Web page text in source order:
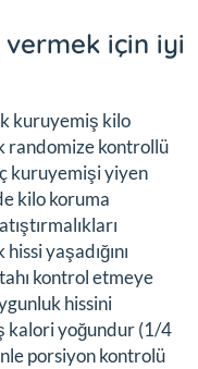
vermek için iyi
kuruyemiş kilo
randomize kontrollü
kuruyemişi yiyen
kilo koruma
yaşadığını
kontrol etmeye
hissini
kalori yoğundur (1/4
porsiyon kontrolü